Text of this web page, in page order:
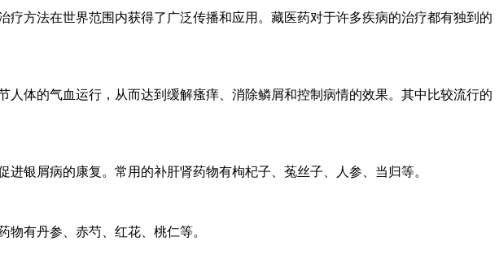
方法在世界范围内获得了广泛传播和应用。藏医药对于许多疾病的治疗都有独到的
体的气血运行，从而达到缓解瘙痒、消除鳞屑和控制病情的效果。其中比较流行的
银屑病的康复。常用的补肝肾药物有枸杞子、菟丝子、人参、当归等。
有丹参、赤芍、红花、桃仁等。